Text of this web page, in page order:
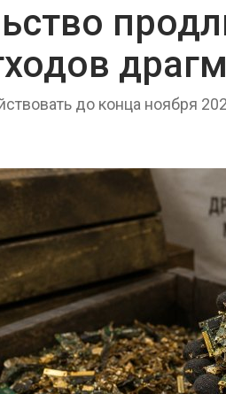
до конца ноября
Авг 7, 2026